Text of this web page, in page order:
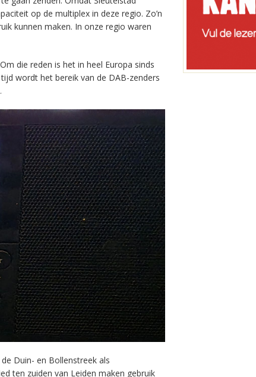
op de multiplex in deze regio. Zo’n
kunnen maken. In onze regio waren
die reden is het in heel Europa sinds
wordt het bereik van de DAB-zenders
Duin- en Bollenstreek als
ten zuiden van Leiden maken gebruik